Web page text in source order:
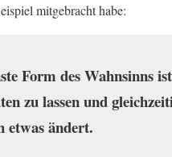
mitgebracht habe:
Form des Wahnsinns
zu lassen und
etwas ändert.